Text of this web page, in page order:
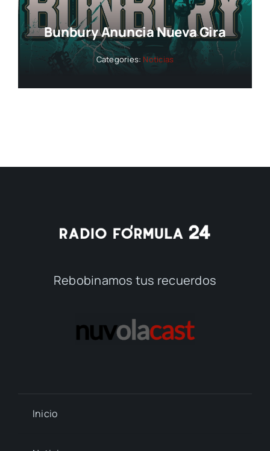
Bunbury Anuncia Nueva Gira
Categories: Noticias
Rebobinamos tus recuerdos
Inicio